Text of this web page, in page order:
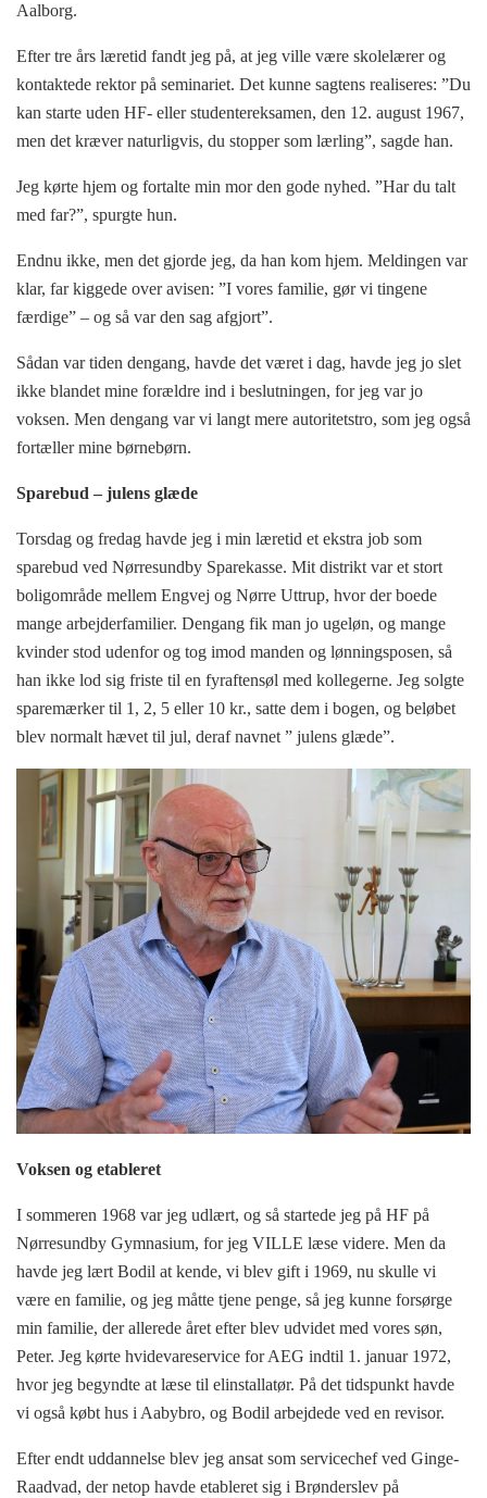
Aalborg.
Efter tre års læretid fandt jeg på, at jeg ville være skolelærer og
kontaktede rektor på seminariet. Det kunne sagtens realiseres: ”Du
kan starte uden HF- eller studentereksamen, den 12. august 1967,
men det kræver naturligvis, du stopper som lærling”, sagde han.
Jeg kørte hjem og fortalte min mor den gode nyhed. ”Har du talt
med far?”, spurgte hun.
Endnu ikke, men det gjorde jeg, da han kom hjem. Meldingen var
klar, far kiggede over avisen: ”I vores familie, gør vi tingene
færdige” – og så var den sag afgjort”.
Sådan var tiden dengang, havde det været i dag, havde jeg jo slet
ikke blandet mine forældre ind i beslutningen, for jeg var jo
voksen. Men dengang var vi langt mere autoritetstro, som jeg også
fortæller mine børnebørn.
Sparebud – julens glæde
Torsdag og fredag havde jeg i min læretid et ekstra job som
sparebud ved Nørresundby Sparekasse. Mit distrikt var et stort
boligområde mellem Engvej og Nørre Uttrup, hvor der boede
mange arbejderfamilier. Dengang fik man jo ugeløn, og mange
kvinder stod udenfor og tog imod manden og lønningsposen, så
han ikke lod sig friste til en fyraftensøl med kollegerne. Jeg solgte
sparemærker til 1, 2, 5 eller 10 kr., satte dem i bogen, og beløbet
blev normalt hævet til jul, deraf navnet ” julens glæde”.
Voksen og etableret
I sommeren 1968 var jeg udlært, og så startede jeg på HF på
Nørresundby Gymnasium, for jeg VILLE læse videre. Men da
havde jeg lært Bodil at kende, vi blev gift i 1969, nu skulle vi
være en familie, og jeg måtte tjene penge, så jeg kunne forsørge
min familie, der allerede året efter blev udvidet med vores søn,
Peter. Jeg kørte hvidevareservice for AEG indtil 1. januar 1972,
hvor jeg begyndte at læse til elinstallatør. På det tidspunkt havde
vi også købt hus i Aabybro, og Bodil arbejdede ved en revisor.
Efter endt uddannelse blev jeg ansat som servicechef ved Ginge-
Raadvad, der netop havde etableret sig i Brønderslev på